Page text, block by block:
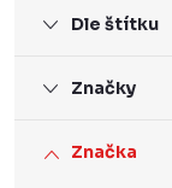
Dle štítku
Značky
Značka